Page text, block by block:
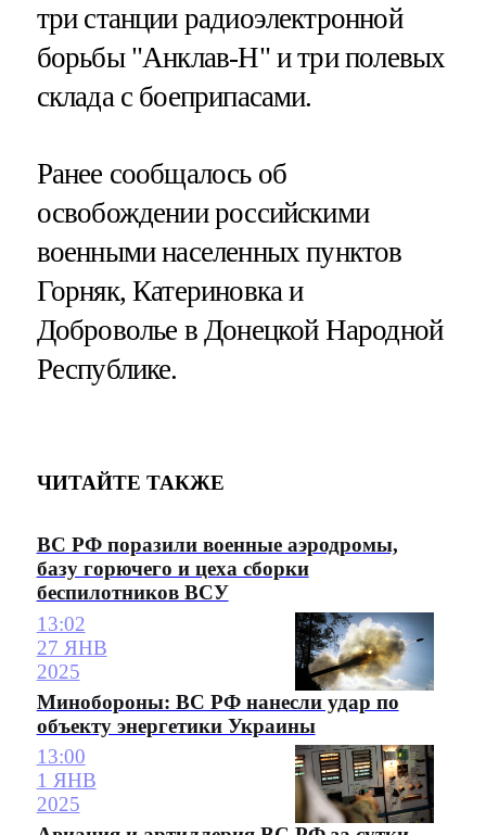
три станции радиоэлектронной
борьбы "Анклав-Н" и три полевых
склада с боеприпасами.
Ранее сообщалось об
освобождении российскими
военными населенных пунктов
Горняк, Катериновка и
Доброволье в Донецкой Народной
Республике.
ЧИТАЙТЕ ТАКЖЕ
ВС РФ поразили военные аэродромы,
базу горючего и цеха сборки
беспилотников ВСУ
13:02
27 ЯНВ
2025
Минобороны: ВС РФ нанесли удар по
объекту энергетики Украины
13:00
1 ЯНВ
2025